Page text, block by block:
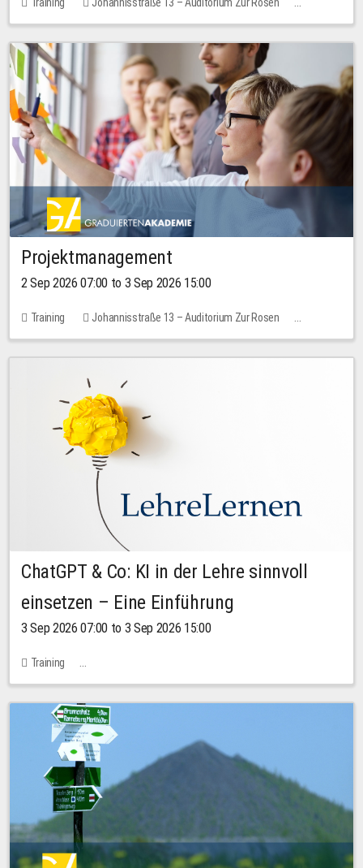
Training
Johannisstraße 13 – Auditorium Zur Rosen
1 place
Projektmanagement
2 Sep 2026 07:00 to 3 Sep 2026 15:00
Training
Johannisstraße 13 – Auditorium Zur Rosen
No free places
30.00 EUR
ChatGPT & Co: KI in der Lehre sinnvoll
einsetzen – Eine Einführung
3 Sep 2026 07:00 to 3 Sep 2026 15:00
Training
Bachstraße 18k - SR 102 (Seminarraum Servicestelle LehreLernen)